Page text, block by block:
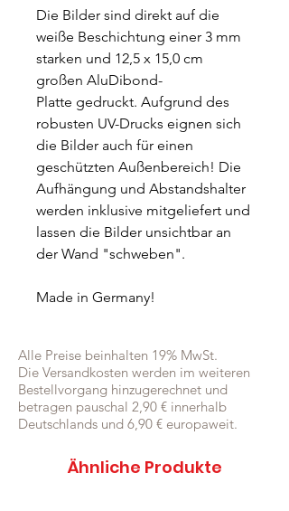
Die Bilder sind direkt auf die
weiße Beschichtung einer 3 mm
starken und 12,5 x 15,0 cm
großen AluDibond-
Platte gedruckt. Aufgrund des
robusten UV-Drucks eignen sich
die Bilder auch für einen
geschützten Außenbereich! Die
Aufhängung und Abstandshalter
werden inklusive mitgeliefert und
lassen die Bilder unsichtbar an
der Wand "schweben".
Made in Germany!
Alle Preise beinhalten 19% MwSt.
Die Versandkosten werden im weiteren
Bestellvorgang hinzugerechnet und
betragen pauschal 2,90 € innerhalb
Deutschlands und 6,90 € europaweit.
Ähnliche Produkte